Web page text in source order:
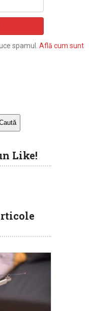
spamul. Află cum sunt
Like!